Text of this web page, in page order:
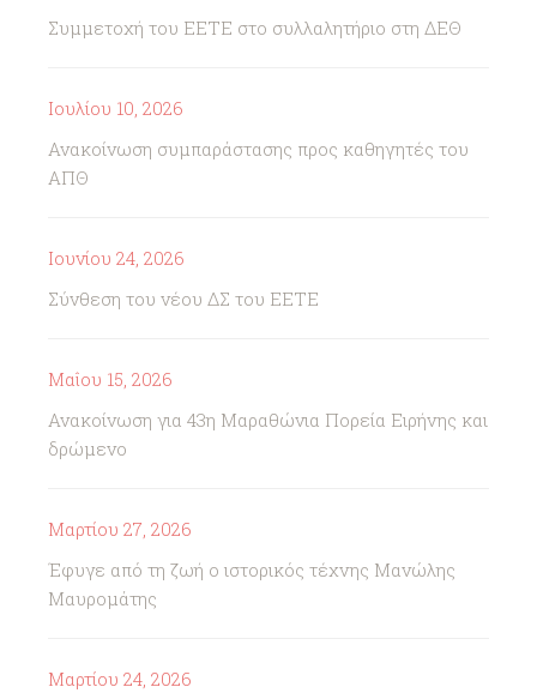
Συμμετοχή του ΕΕΤΕ στο συλλαλητήριο στη ΔΕΘ
Ιουλίου 10, 2026
Ανακοίνωση συμπαράστασης προς καθηγητές του
ΑΠΘ
Ιουνίου 24, 2026
Σύνθεση του νέου ΔΣ του ΕΕΤΕ
Μαΐου 15, 2026
Ανακοίνωση για 43η Μαραθώνια Πορεία Ειρήνης και
δρώμενο
Μαρτίου 27, 2026
Έφυγε από τη ζωή ο ιστορικός τέχνης Μανώλης
Μαυρομάτης
Μαρτίου 24, 2026